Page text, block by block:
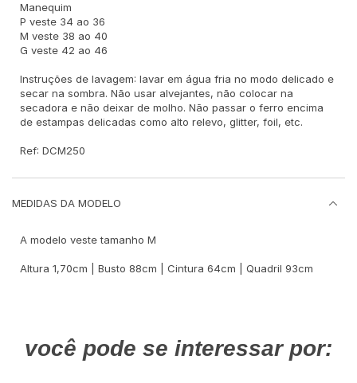
Manequim
P veste 34 ao 36
M veste 38 ao 40
G veste 42 ao 46
Instruções de lavagem: lavar em água fria no modo delicado e
secar na sombra. Não usar alvejantes, não colocar na
secadora e não deixar de molho. Não passar o ferro encima
de estampas delicadas como alto relevo, glitter, foil, etc.
Ref: DCM250
MEDIDAS DA MODELO
A modelo veste tamanho M
Altura 1,70cm | Busto 88cm | Cintura 64cm | Quadril 93cm
você pode se interessar por: